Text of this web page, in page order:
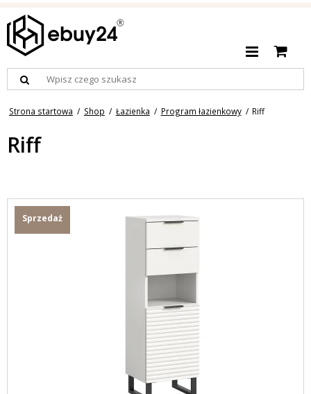
Strona startowa / Shop / Łazienka / Program łazienkowy / Riff
Riff
Sprzedaż